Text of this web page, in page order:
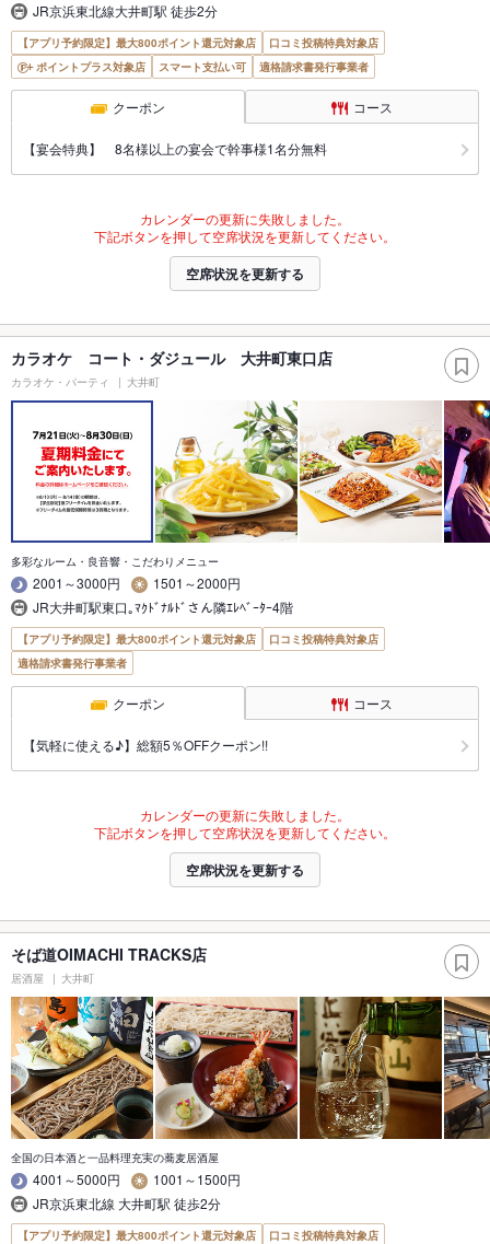
JR京浜東北線大井町駅 徒歩2分
【アプリ予約限定】最大800ポイント還元対象店
口コミ投稿特典対象店
ポイントプラス対象店
スマート支払い可 適格請求書発行事業者
クーポン コース
【宴会特典】 8名様以上の宴会で幹事様1名分無料
カレンダーの更新に失敗しました。
下記ボタンを押して空席状況を更新してください。
空席状況を更新する
カラオケ コート・ダジュール 大井町東口店
カラオケ・パーティ 大井町
多彩なルーム・良音響・こだわりメニュー
2001～3000円
1501～2000円
JR大井町駅東口｡ﾏｸﾄﾞﾅﾙﾄﾞさん隣ｴﾚﾍﾞｰﾀｰ4階
【アプリ予約限定】最大800ポイント還元対象店
口コミ投稿特典対象店
適格請求書発行事業者
クーポン コース
【気軽に使える♪】総額5％OFFクーポン!!
カレンダーの更新に失敗しました。
下記ボタンを押して空席状況を更新してください。
空席状況を更新する
そば道OIMACHI TRACKS店
居酒屋 大井町
全国の日本酒と一品料理充実の蕎麦居酒屋
4001～5000円
1001～1500円
JR京浜東北線 大井町駅 徒歩2分
【アプリ予約限定】最大800ポイント還元対象店
口コミ投稿特典対象店